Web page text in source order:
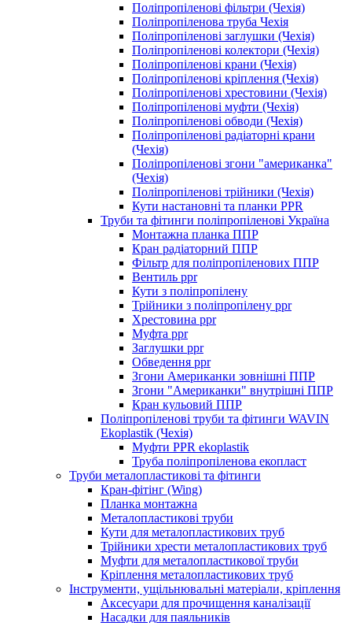
Поліпропіленові фільтри (Чехія)
Поліпропіленова труба Чехія
Поліпропіленові заглушки (Чехія)
Поліпропіленові колектори (Чехія)
Поліпропіленові крани (Чехія)
Поліпропіленові кріплення (Чехія)
Поліпропіленові хрестовини (Чехія)
Поліпропіленові муфти (Чехія)
Поліпропіленові обводи (Чехія)
Поліпропіленові радіаторні крани
(Чехія)
Поліпропіленові згони "американка"
(Чехія)
Поліпропіленові трійники (Чехія)
Кути настановні та планки PPR
Труби та фітинги поліпропіленові Україна
Монтажна планка ППР
Кран радіаторний ППР
Фільтр для поліпропіленових ППР
Вентиль ppr
Кути з поліпропілену
Трійники з поліпропілену ppr
Хрестовина ppr
Муфта ppr
Заглушки ppr
Обведення ppr
Згони Американки зовнішні ППР
Згони "Американки" внутрішні ППР
Кран кульовий ППР
Поліпропіленові труби та фітинги WAVIN
Ekoplastik (Чехія)
Муфти PPR ekoplastik
Труба поліпропіленова екопласт
Труби металопластикові та фітинги
Кран-фітінг (Wing)
Планка монтажна
Металопластикові труби
Кути для металопластикових труб
Трійники хрести металопластикових труб
Муфти для металопластикової труби
Кріплення металопластикових труб
Інструменти, ущільнювальні матеріали, кріплення
Аксесуари для прочищення каналізації
Насадки для паяльників